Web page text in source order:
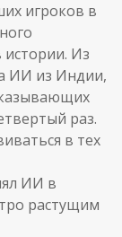
игроков в
истории. Из
ИИ из Индии,
раз.
в тех
ИИ в
растущим